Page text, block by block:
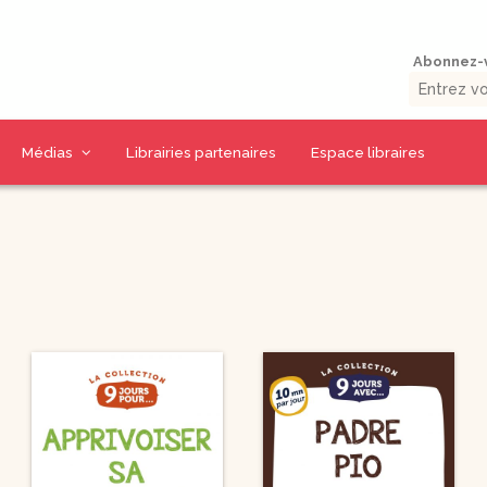
Bible
Spiritualité – Série I
Petits traités
Renouveau et
charismes- Série II
CD Charismes et vie
dans l’esprit
CD Marie
CD Saints et amis de
Médias Librairies partenaires Espace libraires